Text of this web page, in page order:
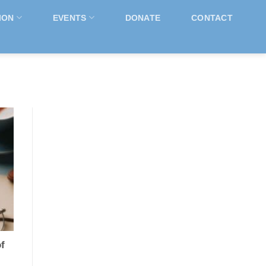
EVENTS DONATE CONTACT